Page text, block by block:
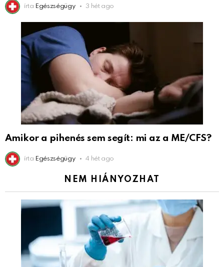
írta Egészségügy 3 hét ago
Amikor a pihenés sem segít: mi az a ME/CFS?
írta Egészségügy 4 hét ago
NEM HIÁNYOZHAT